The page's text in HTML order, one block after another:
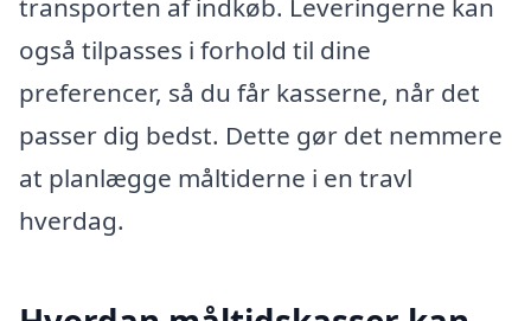
transporten af indkøb. Leveringerne kan
også tilpasses i forhold til dine
preferencer, så du får kasserne, når det
passer dig bedst. Dette gør det nemmere
at planlægge måltiderne i en travl
hverdag.